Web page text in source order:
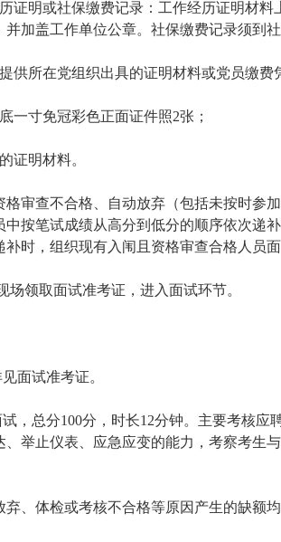
历证明或社保缴费记录：工作经历证明材
并加盖工作单位公章。社保缴费记录须到
提供所在党组织出具的证明材料或党员缴
一寸免冠彩色正面证件照2张；
证明材料。
格审查不合格、自动放弃（包括未按时参
中按笔试成绩从高分到低分的顺序依次递
补时，组织现有入闱且资格审查合格人员
场领取面试准考证，进入面试环节。
面试准考证。
，总分100分，时长12分钟。主要考核
、举止仪表、应急应变的能力，考察考生
弃、体检或考核不合格等原因产生的缺额